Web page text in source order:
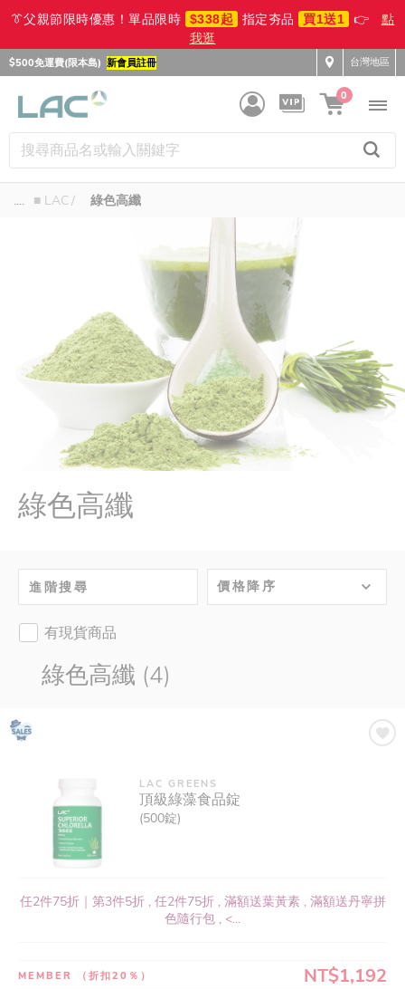
👔父親節限時優惠！單品限時 $338起 指定夯品 買1送1 👉
點
我逛
$500免運費(限本島) 新會員註冊 台灣地區
0
.... ■ LAC 綠色高纖
綠色高纖
進階搜尋 價格降序
有現貨商品
綠色高纖 (4)
LAC GREENS
頂級綠藻食品錠
(500錠)
任2件75折｜第3件5折 , 任2件75折 , 滿額送葉黃素 , 滿額送丹寧拼
色隨行包 , <...
MEMBER （折扣20％） NT$1,192